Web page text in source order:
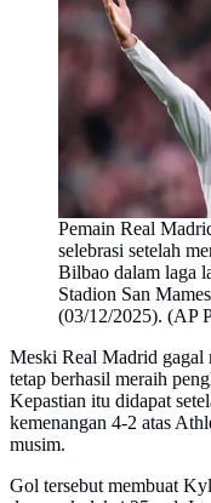
Pemain Real
selebrasi setelah
Bilbao dalam laga
Stadion San
(03/12/2025). (AP
Meski Real Madrid gagal
tetap berhasil meraih
Kepastian itu didapat
kemenangan 4-2 atas
musim.
Gol tersebut membuat